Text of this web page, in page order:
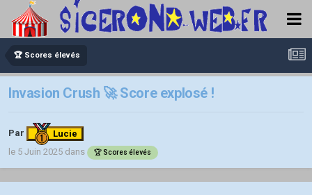
🏆 Scores élevés
Invasion Crush 🚀 Score explosé !
Par
Lucie
le 5 Juin 2025 dans 🏆 Scores élevés